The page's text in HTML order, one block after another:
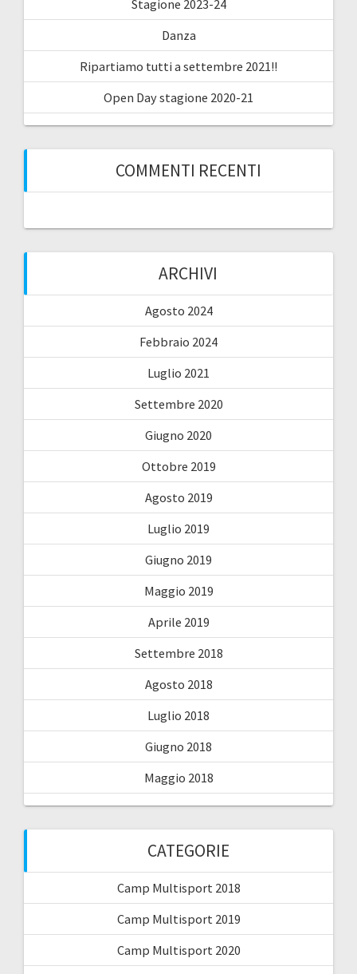
Stagione 2023-24
Danza
Ripartiamo tutti a settembre 2021!!
Open Day stagione 2020-21
COMMENTI RECENTI
ARCHIVI
Agosto 2024
Febbraio 2024
Luglio 2021
Settembre 2020
Giugno 2020
Ottobre 2019
Agosto 2019
Luglio 2019
Giugno 2019
Maggio 2019
Aprile 2019
Settembre 2018
Agosto 2018
Luglio 2018
Giugno 2018
Maggio 2018
CATEGORIE
Camp Multisport 2018
Camp Multisport 2019
Camp Multisport 2020